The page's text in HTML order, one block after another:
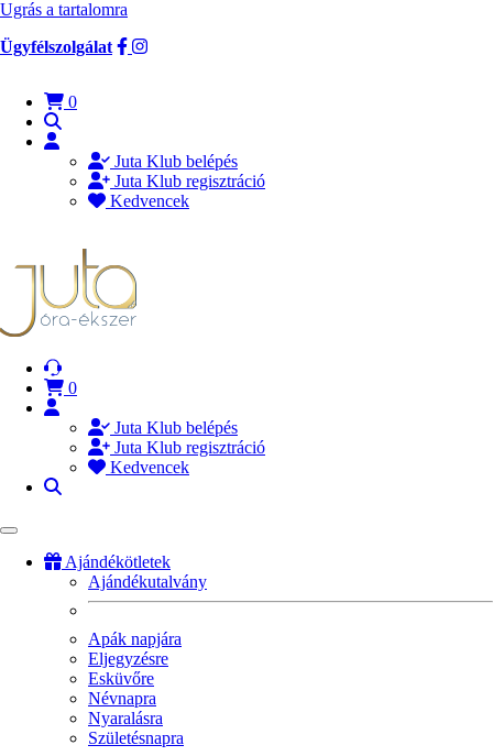
Ugrás a tartalomra
Ügyfélszolgálat
0
Juta Klub belépés
Juta Klub regisztráció
Kedvencek
0
Juta Klub belépés
Juta Klub regisztráció
Kedvencek
Ajándékötletek
Ajándékutalvány
Apák napjára
Eljegyzésre
Esküvőre
Névnapra
Nyaralásra
Születésnapra